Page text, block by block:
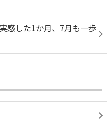
感した1か月、7月も一歩